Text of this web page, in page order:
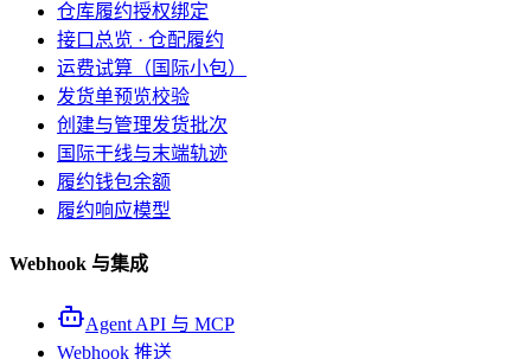
仓库履约授权绑定
接口总览 · 仓配履约
运费试算（国际小包）
发货单预览校验
创建与管理发货批次
国际干线与末端轨迹
履约钱包余额
履约响应模型
Webhook 与集成
Agent API 与 MCP
Webhook 推送